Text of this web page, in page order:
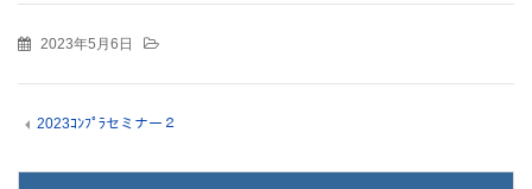
2023年5月6日
2023ｺﾝﾌﾟﾗセミナー２